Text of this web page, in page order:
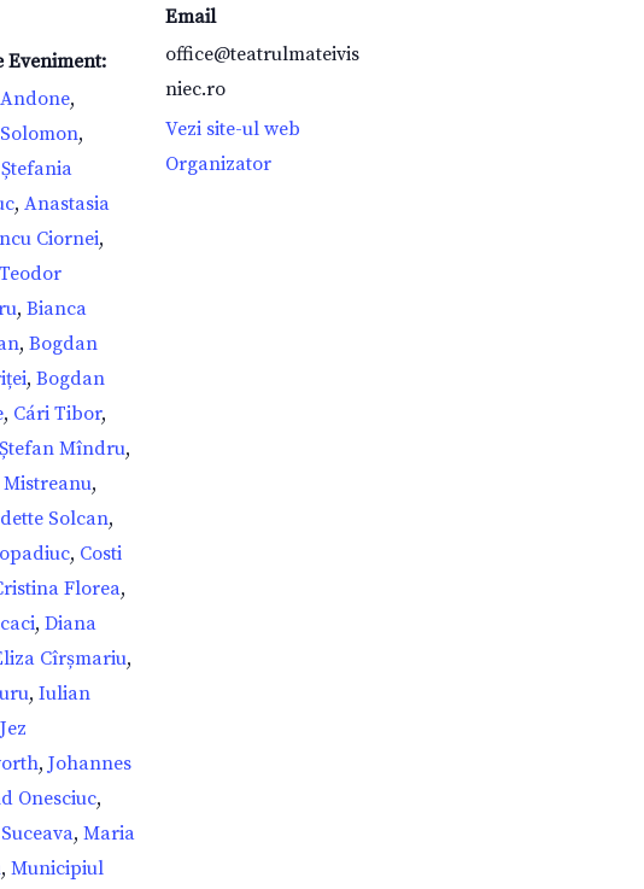
Eveniment:
,
,
, Anastasia
Ciornei,
, Bianca
, Bogdan
, Bogdan
, Cári Tibor,
Mîndru,
,
Solcan,
, Costi
Florea,
, Diana
Cîrșmariu,
, Iulian
Jez
, Johannes
Onesciuc,
, Maria
, Municipiul
Email
office@teatrulmateivis
niec.ro
Vezi site-ul web
Organizator